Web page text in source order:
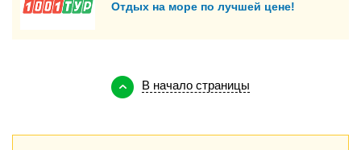
Отдых на море по лучшей цене!
В начало страницы